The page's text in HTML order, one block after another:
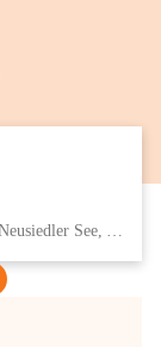
Eisenstädter Straße 18, 7091 Breitenbrunn am Neusiedler See, AUT